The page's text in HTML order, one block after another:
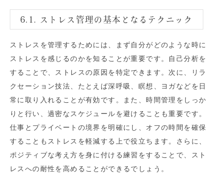
6.1. ストレス管理の基本となるテクニック
ストレスを管理するためには、まず自分がどのような時に
ストレスを感じるのかを知ることが重要です。自己分析を
することで、ストレスの原因を特定できます。次に、リラ
クセーション技法、たとえば深呼吸、瞑想、ヨガなどを日
常に取り入れることが有効です。また、時間管理をしっか
りと行い、過密なスケジュールを避けることも重要です。
仕事とプライベートの境界を明確にし、オフの時間を確保
することもストレスを軽減する上で役立ちます。さらに、
ポジティブな考え方を身に付ける練習をすることで、スト
レスへの耐性を高めることができるでしょう。